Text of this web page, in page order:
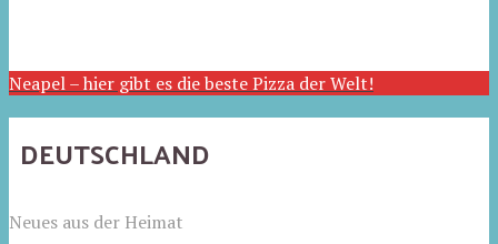
Neapel – hier gibt es die beste Pizza der Welt!
DEUTSCHLAND
Neues aus der Heimat